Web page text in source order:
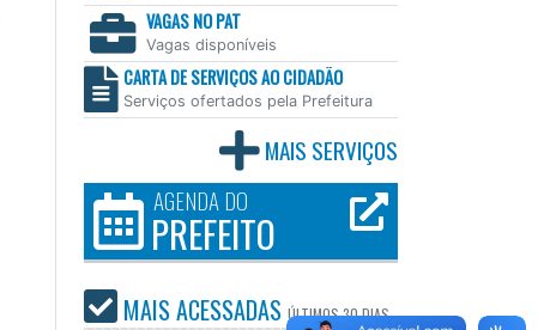
VAGAS NO PAT
Vagas disponíveis
CARTA DE SERVIÇOS AO CIDADÃO
Serviços ofertados pela Prefeitura
MAIS SERVIÇOS
AGENDA DO
PREFEITO
MAIS ACESSADAS ÚLTIMOS30 DIAS